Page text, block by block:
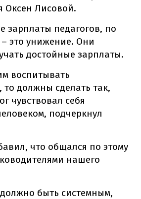
Оксен Лисовой.
зарплаты педагогов, по
это унижение. Они
достойные зарплаты.
воспитывать
должны сделать так,
чувствовал себя
подчеркнул
что общался по этому
нашего
быть системным,